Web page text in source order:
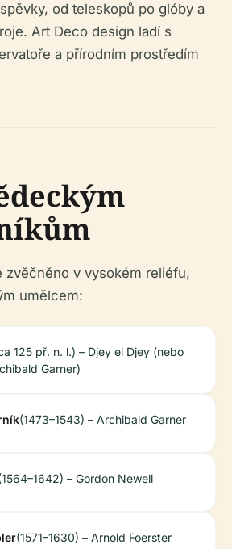
od teleskopů po glóby a
Art Deco design ladí s
a přírodním prostředím
zvěčněno v vysokém reliéfu,
umělcem:
125 př. n. l.) – Djey el Djey (nebo
Garner)
(1473–1543) – Archibald Garner
– Gordon Newell
(1571–1630) – Arnold Foerster